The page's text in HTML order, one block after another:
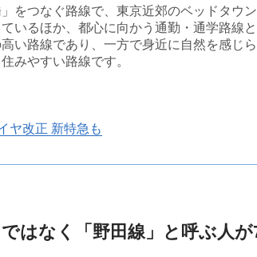
をつなぐ路線で、東京近郊のベッドタウ
いるほか、都心に向かう通勤・通学路線
い路線であり、一方で身近に自然を感じ
みやすい路線です。
ヤ改正 新特急も
はなく「野田線」と呼ぶ人が